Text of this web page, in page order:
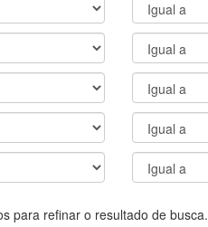
para refinar o resultado de busca.